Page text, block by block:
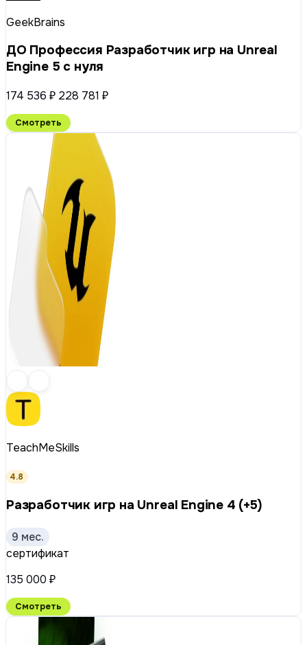
GeekBrains
ДО Профессия Разработчик игр на Unreal
Engine 5 с нуля
174 536 ₽ 228 781 ₽
Смотреть
TeachMeSkills
4.8
Разработчик игр на Unreal Engine 4 (+5)
9 мес.
сертификат
135 000 ₽
Смотреть